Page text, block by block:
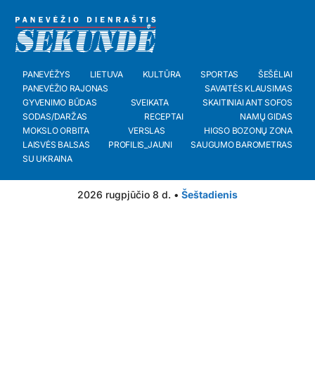
PANEVĖŽYS LIETUVA KULTŪRA SPORTAS
ŠEŠĖLIAI
PANEVĖŽIO RAJONAS
SAVAITĖS KLAUSIMAS
GYVENIMO BŪDAS
SVEIKATA
SKAITINIAI ANT SOFOS
SODAS/DARŽAS
RECEPTAI
NAMŲ GIDAS
MOKSLO ORBITA
VERSLAS
HIGSO BOZONŲ ZONA
LAISVĖS BALSAS
PROFILIS_JAUNI
SAUGUMO BAROMETRAS
SU UKRAINA
2026 rugpjūčio 8 d. • Šeštadienis